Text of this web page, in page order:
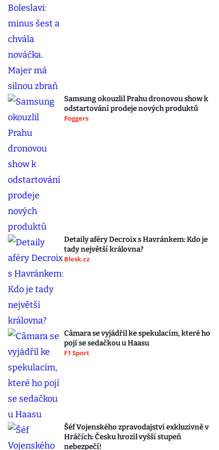
Samsung okouzlil Prahu dronovou show k
odstartování prodeje nových produktů
Poggers
Detaily aféry Decroix s Havránkem: Kdo je
tady největší královna?
Blesk.cz
Câmara se vyjádřil ke spekulacím, které ho
pojí se sedačkou u Haasu
F1 Sport
Šéf Vojenského zpravodajství exkluzivně v
Hráčích: Česku hrozil vyšší stupeň
nebezpečí!